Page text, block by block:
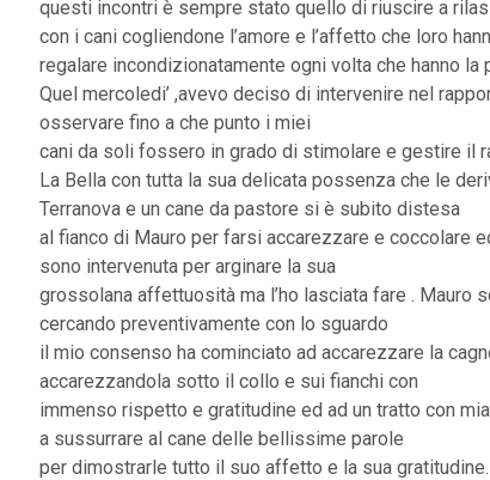
questi incontri è sempre stato quello di riuscire a
con i cani cogliendone l’amore e l’affetto che loro
regalare incondizionatamente ogni volta che hanno la
Quel mercoledi’ ,avevo deciso di intervenire nel
osservare fino a che punto i miei
cani da soli fossero in grado di stimolare e gestire il
La Bella con tutta la sua delicata possenza che le
Terranova e un cane da pastore si è subito distesa
al fianco di Mauro per farsi accarezzare e coccolare
sono intervenuta per arginare la sua
grossolana affettuosità ma l’ho lasciata fare . Mauro
cercando preventivamente con lo sguardo
il mio consenso ha cominciato ad accarezzare la
accarezzandola sotto il collo e sui fianchi con
immenso rispetto e gratitudine ed ad un tratto con
a sussurrare al cane delle bellissime parole
per dimostrarle tutto il suo affetto e la sua gratitudine.